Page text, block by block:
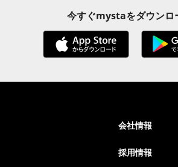
今すぐmystaをダウンロ
会社情報
採用情報